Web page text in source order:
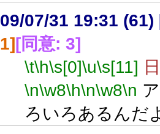
09/07/31 19:31 (61)
1][同意: 3]
\t\h\s[0]\u\s[11]
\n\w8\h\n\w8\n
ろいろあるんだ